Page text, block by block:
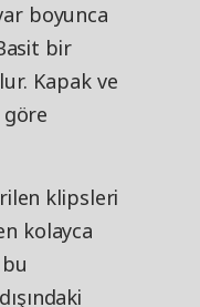
boyunca
bir
Kapak ve
göre
klipsleri
kolayca